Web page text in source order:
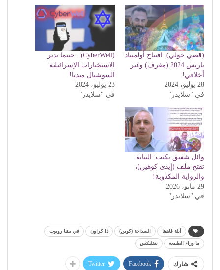
(قصي خولي): افتتاح أولمبياد
باريس 2024 (مقرف) وغير
أخلاقي!
28 يوليو، 2024
في "سلايدر"
(CyberWell).. حينما تدير
الاستخبارات الإسرائيلية
السوشيال ميديا!
23 يوليو، 2024
في "سلايدر"
وائل شفيق يكتب: النيابة
تفتح ملف (إيدي كوهين)،
والرواية المكذوبة!
29 مايو، 2026
في "سلايدر"
أبلة فاهيتا السذاجة (كوين) ذا كراون في بيتنا روبوت
ما وراء الطبيعة نتفليكس
شارك Facebook
Twitter